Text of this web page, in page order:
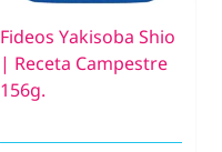
Fideos Yakisoba Shio
| Receta Campestre
156g.